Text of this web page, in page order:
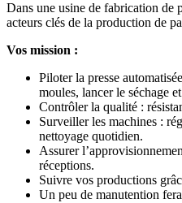
Dans une usine de fabrication de
acteurs clés de la production de
Vos mission :
Piloter la presse
moules, lancer le séchage
Contrôler la qualité :
Surveiller les machines :
nettoyage quotidien.
Assurer
réceptions.
Suivre vos productions
Un peu de manutention